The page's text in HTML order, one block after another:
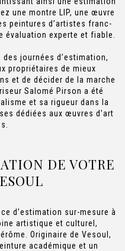
une montre LIP, une œuvre
peintures d’artistes franc-
experte et fiable.
journées d’estimation,
propriétaires de mieux
et de décider de la marche
Salomé Pirson a été
et sa rigueur dans la
dédiées aux œuvres d’art
DE VOTRE
d’estimation sur-mesure à
artistique et culturel,
Originaire de Vesoul,
académique et un